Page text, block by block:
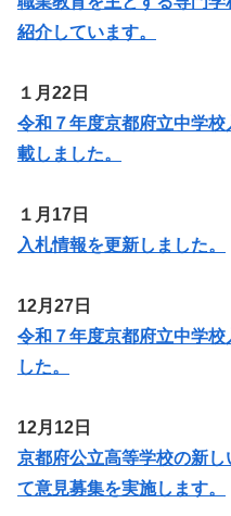
紹介しています。
１月22日
令和７年度京都府立中学
載しました。
１月17日
入札情報を更新しました。
12月27日
令和７年度京都府立中学
した。
12月12日
京都府公立高等学校の新
て意見募集を実施します。